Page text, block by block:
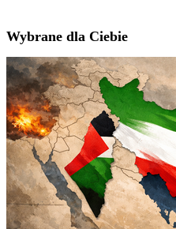
Wybrane dla Ciebie